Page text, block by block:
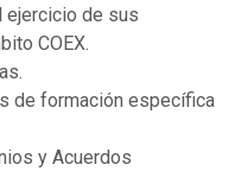
ejercicio de sus
COEX.
de formación específica
y Acuerdos